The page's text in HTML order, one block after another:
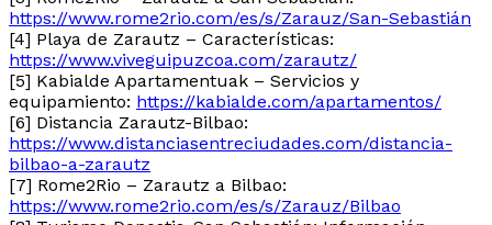
https://www.rome2rio.com/es/s/Zarauz/San-Sebastián
[4] Playa de Zarautz – Características:
https://www.viveguipuzcoa.com/zarautz/
[5] Kabialde Apartamentuak – Servicios y
equipamiento: https://kabialde.com/apartamentos/
[6] Distancia Zarautz-Bilbao:
https://www.distanciasentreciudades.com/distancia-
bilbao-a-zarautz
[7] Rome2Rio – Zarautz a Bilbao:
https://www.rome2rio.com/es/s/Zarauz/Bilbao